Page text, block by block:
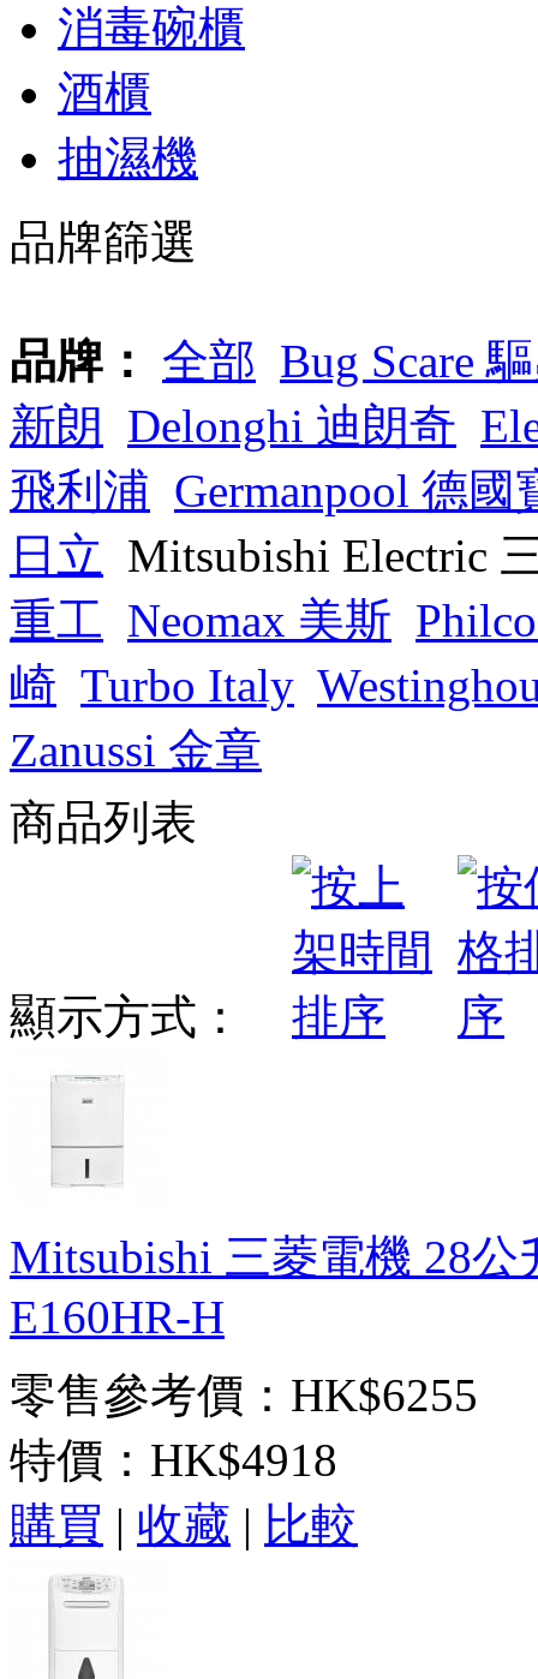
消毒碗櫃
酒櫃
抽濕機
品牌篩選
品牌： 全部 Bug Scare
新朗 Delonghi 迪朗奇
飛利浦 Germanpool 德國
日立 Mitsubishi Electric
重工 Neomax 美斯
崎 Turbo Italy
Zanussi 金章
商品列表
顯示方式：
Mitsubishi 三菱電機 28
E160HR-H
零售參考價：HK$6255
特價： HK$4918
購買 | 收藏 | 比較